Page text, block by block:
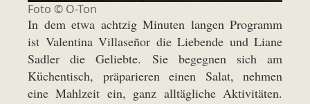
Foto © O-Ton
In dem etwa achtzig Minuten langen Programm
ist Valentina Villaseñor die Liebende und Liane
Sadler die Geliebte. Sie begegnen sich am
Küchentisch, präparieren einen Salat, nehmen
eine Mahlzeit ein, ganz alltägliche Aktivitäten.